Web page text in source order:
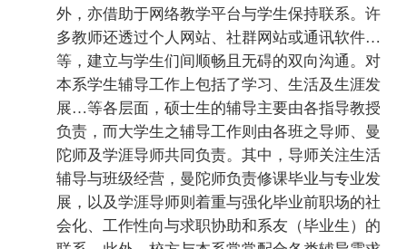
外，亦借助于网络教学平台与学生保持联系。许
多教师还透过个人网站、社群网站或通讯软件…
等，建立与学生们间顺畅且无碍的双向沟通。对
本系学生辅导工作上包括了学习、生活及生涯发
展…等各层面，硕士生的辅导主要由各指导教授
负责，而大学生之辅导工作则由各班之导师、曼
陀师及学涯导师共同负责。其中，导师关注生活
辅导与班级经营，曼陀师负责修课毕业与专业发
展，以及学涯导师则着重与强化毕业前职场的社
会化、工作性向与求职协助和系友（毕业生）的